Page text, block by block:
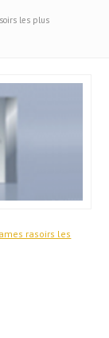
les plus
rasoirs les